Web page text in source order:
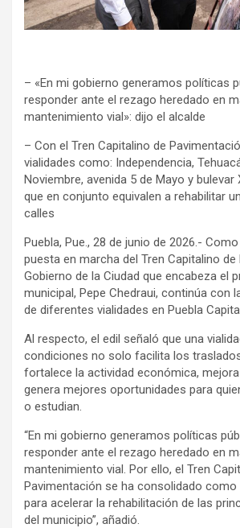
– «En mi gobierno generamos políticas
responder ante el rezago heredado en
mantenimiento vial»: dijo el alcalde
– Con el Tren Capitalino de
vialidades como: Independencia,
Noviembre, avenida 5 de Mayo y
que en conjunto equivalen a rehabilitar
calles
Puebla, Pue., 28 de junio de 2026.-
puesta en marcha del Tren Capitalino de
Gobierno de la Ciudad que encabeza el
municipal, Pepe Chedraui, continúa con
de diferentes vialidades en Puebla
Al respecto, el edil señaló que una
condiciones no solo facilita los
fortalece la actividad económica,
genera mejores oportunidades para
o estudian.
“En mi gobierno generamos políticas
responder ante el rezago heredado en
mantenimiento vial. Por ello, el Tren
Pavimentación se ha consolidado como
para acelerar la rehabilitación de las
del municipio”, añadió.